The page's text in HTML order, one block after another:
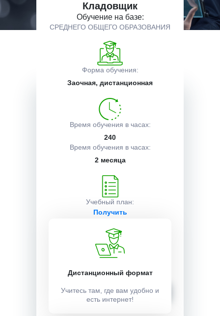
Кладовщик
Обучение на базе:
СРЕДНЕГО ОБЩЕГО ОБРАЗОВАНИЯ
Форма обучения:
Заочная, дистанционная
Время обучения в часах:
240
Время обучения в часах:
2 месяца
Учебный план:
Получить
Стоимость:
Записаться
Описание курса
Получаемые документы
Условия поступления
Дистанционный формат
Учитесь там, где вам удобно и
есть интернет!